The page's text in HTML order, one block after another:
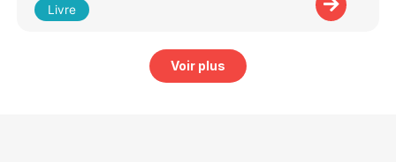
Livre
Voir plus